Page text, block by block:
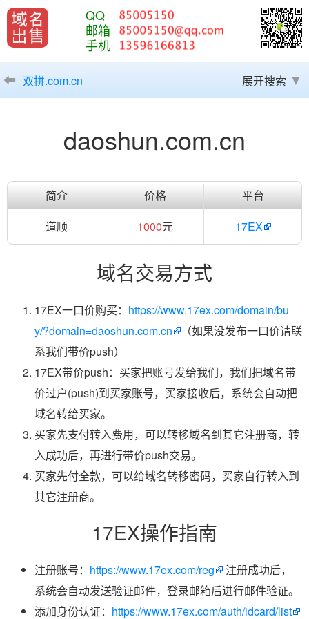
QQ
邮箱
手机
双拼.com.cn 展开搜索
daoshun.com.cn
简介 价格
平台
道顺
1000元 17EX
域名交易方式
17EX一口价购买： https://www.17ex.com/domain/bu
y/?domain=daoshun.com.cn
（如果没发布一口价请联
系我们带价push）
17EX带价push：买家把账号发给我们，我们把域名带
价过户(push)到买家账号，买家接收后，系统会自动把
域名转给买家。
买家先支付转入费用，可以转移域名到其它注册商，转
入成功后，再进行带价push交易。
买家先付全款，可以给域名转移密码，买家自行转入到
其它注册商。
17EX操作指南
注册账号： https://www.17ex.com/reg
注册成功后，
系统会自动发送验证邮件，登录邮箱后进行邮件验证。
添加身份认证： https://www.17ex.com/auth/idcard/list